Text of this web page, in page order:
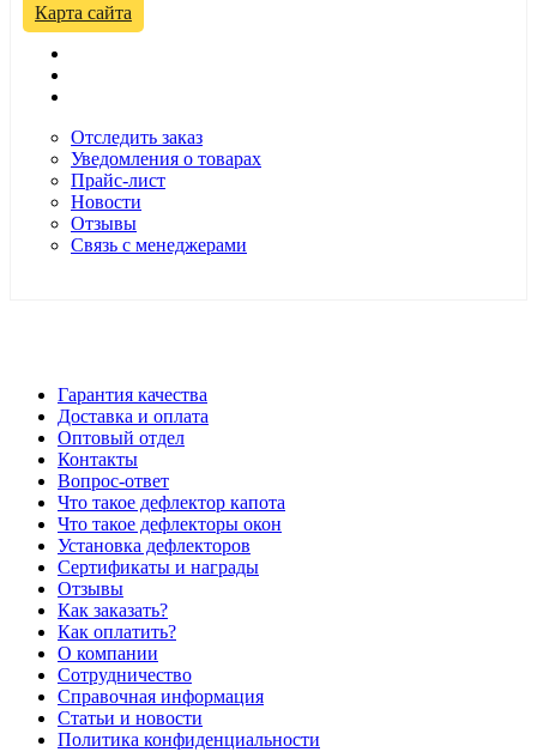
Карта сайта
Отследить заказ
Уведомления о товарах
Прайс-лист
Новости
Отзывы
Связь с менеджерами
Гарантия качества
Доставка и оплата
Оптовый отдел
Контакты
Вопрос-ответ
Что такое дефлектор капота
Что такое дефлекторы окон
Установка дефлекторов
Сертификаты и награды
Отзывы
Как заказать?
Как оплатить?
О компании
Сотрудничество
Справочная информация
Статьи и новости
Политика конфиденциальности